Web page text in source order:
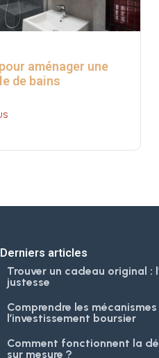
aménager une
de bains
Derniers articles
Trouver un cadeau original :
justesse
Comprendre les
l’investissement boursier
Comment fonctionnent la
sur mesure ?